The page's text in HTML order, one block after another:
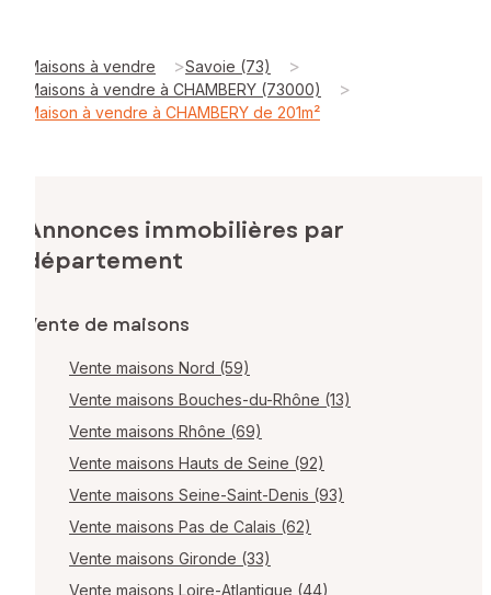
Maisons à vendre >Savoie (73) >
Maisons à vendre à CHAMBERY (73000) >
Maison à vendre à CHAMBERY de 201m²
Annonces immobilières par
département
Vente de maisons
Vente maisons Nord (59)
Vente maisons Bouches-du-Rhône (13)
Vente maisons Rhône (69)
Vente maisons Hauts de Seine (92)
Vente maisons Seine-Saint-Denis (93)
Vente maisons Pas de Calais (62)
Vente maisons Gironde (33)
Vente maisons Loire-Atlantique (44)